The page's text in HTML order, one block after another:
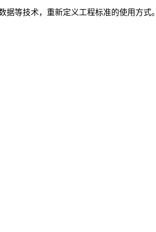
等技术，重新定义工程标准的使用方式。